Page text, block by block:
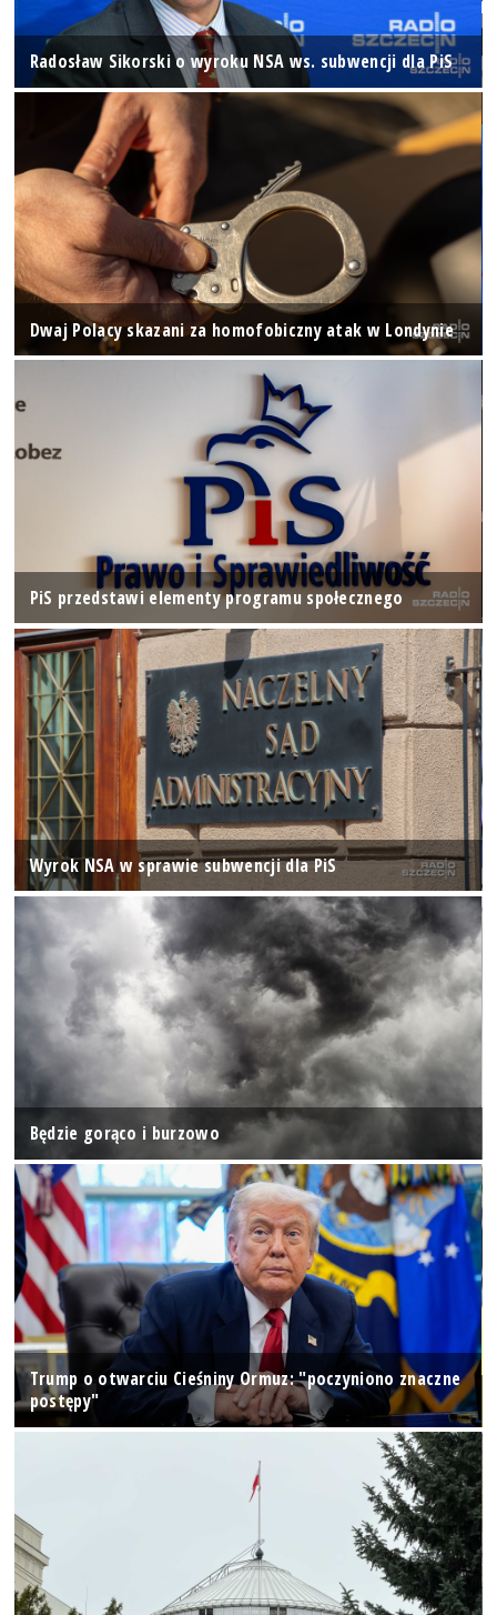
Radosław Sikorski o wyroku NSA ws. subwencji dla PiS
Dwaj Polacy skazani za homofobiczny atak w Londynie
PiS przedstawi elementy programu społecznego
Wyrok NSA w sprawie subwencji dla PiS
Będzie gorąco i burzowo
Trump o otwarciu Cieśniny Ormuz: "poczyniono znaczne
postępy"